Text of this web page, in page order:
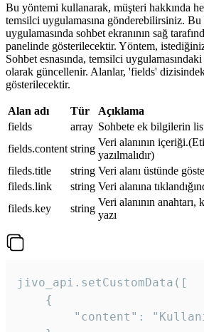
Bu yöntemi kullanarak, müşteri hakkında
temsilci uygulamasına gönderebilirsiniz.
uygulamasında sohbet ekranının sağ
panelinde gösterilecektir. Yöntem,
Sohbet esnasında, temsilci
olarak güncellenir. Alanlar, 'fields'
gösterilecektir.
Alan adı Tür
Açıklama
fields
array Sohbete ek bilgilerin
fields.content string
Veri alanının
yazılmalıdır)
fileds.title
string Veri alanı üstünde
fileds.link
string Veri alanına
fileds.key
string
Veri alanının
yazı
jivo_api.setCustomData([
    {
"content":